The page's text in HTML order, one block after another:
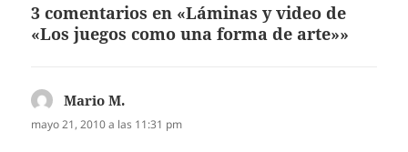
3 comentarios en «Láminas y video de
«Los juegos como una forma de arte»»
Mario M.
mayo 21, 2010 a las 11:31 pm